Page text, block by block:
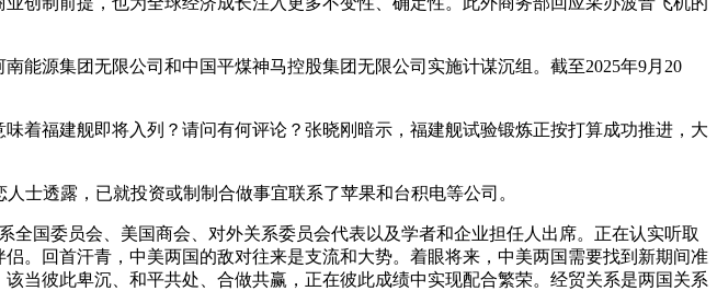
源集团无限公司和中国平煤神马控股集团无限公司实施计谋沉组。截至2025年9月20
福建舰即将入列？请问有何评论？张晓刚暗示，福建舰试验锻炼正按打算成功推进，大
透露，已就投资或制制合做事宜联系了苹果和台积电等公司。
国委员会、美国商会、对外关系委员会代表以及学者和企业担任人出席。正在认实听取
。回首汗青，中美两国的敌对往来是支流和大势。着眼将来，中美两国需要找到新期间准
当彼此卑沉、和平共处、合做共赢，正在彼此成绩中实现配合繁荣。经贸关系是两国关系